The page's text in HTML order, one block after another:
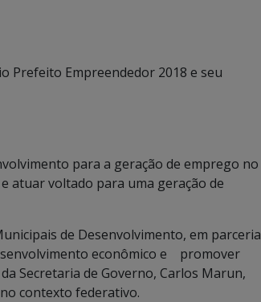
Prefeito Empreendedor 2018 e seu
para a geração de emprego no
atuar voltado para uma geração de
de Desenvolvimento, em parceria
econômico e promover
Secretaria de Governo, Carlos Marun,
contexto federativo.